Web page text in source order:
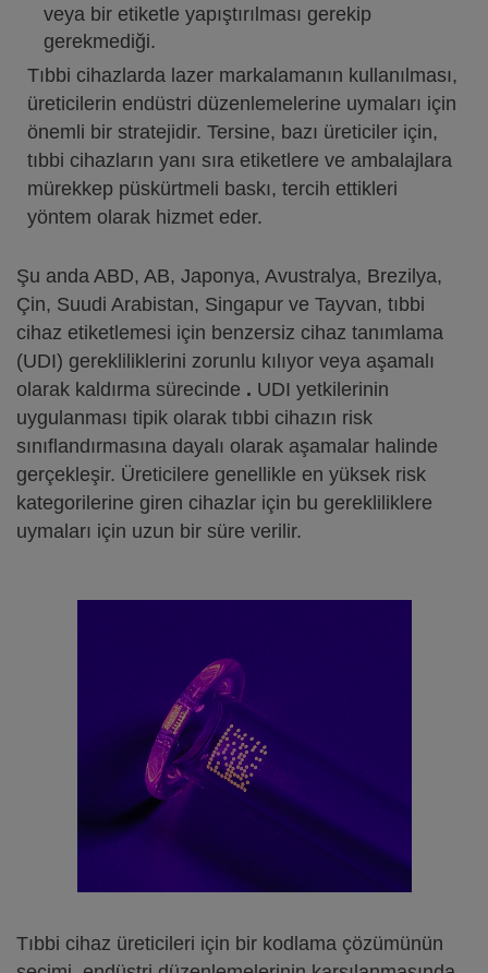
veya bir etiketle yapıştırılması gerekip
gerekmediği.
Tıbbi cihazlarda lazer markalamanın kullanılması,
üreticilerin endüstri düzenlemelerine uymaları için
önemli bir stratejidir. Tersine, bazı üreticiler için,
tıbbi cihazların yanı sıra etiketlere ve ambalajlara
mürekkep püskürtmeli baskı, tercih ettikleri
yöntem olarak hizmet eder.
Şu anda ABD, AB, Japonya, Avustralya, Brezilya,
Çin, Suudi Arabistan, Singapur ve Tayvan, tıbbi
cihaz etiketlemesi için benzersiz cihaz tanımlama
(UDI) gerekliliklerini zorunlu kılıyor veya aşamalı
olarak kaldırma sürecinde . UDI yetkilerinin
uygulanması tipik olarak tıbbi cihazın risk
sınıflandırmasına dayalı olarak aşamalar halinde
gerçekleşir. Üreticilere genellikle en yüksek risk
kategorilerine giren cihazlar için bu gerekliliklere
uymaları için uzun bir süre verilir.
Tıbbi cihaz üreticileri için bir kodlama çözümünün